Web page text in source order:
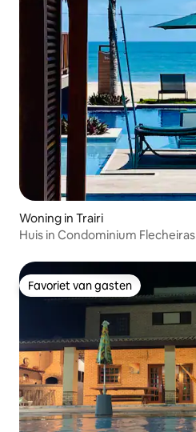
Woning in Trairi
Huis in Condominium Flecheiras
Favoriet van gasten
Favoriet van gasten